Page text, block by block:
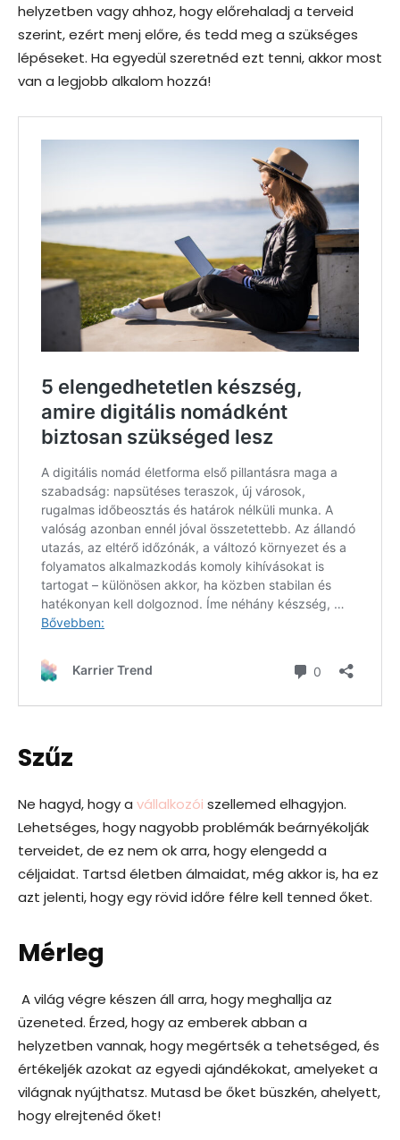
helyzetben vagy ahhoz, hogy előrehaladj a terveid
szerint, ezért menj előre, és tedd meg a szükséges
lépéseket. Ha egyedül szeretnéd ezt tenni, akkor most
van a legjobb alkalom hozzá!
Szűz
Ne hagyd, hogy a vállalkozói szellemed elhagyjon.
Lehetséges, hogy nagyobb problémák beárnyékolják
terveidet, de ez nem ok arra, hogy elengedd a
céljaidat. Tartsd életben álmaidat, még akkor is, ha ez
azt jelenti, hogy egy rövid időre félre kell tenned őket.
Mérleg
A világ végre készen áll arra, hogy meghallja az
üzeneted. Érzed, hogy az emberek abban a
helyzetben vannak, hogy megértsék a tehetséged, és
értékeljék azokat az egyedi ajándékokat, amelyeket a
világnak nyújthatsz. Mutasd be őket büszkén, ahelyett,
hogy elrejtenéd őket!